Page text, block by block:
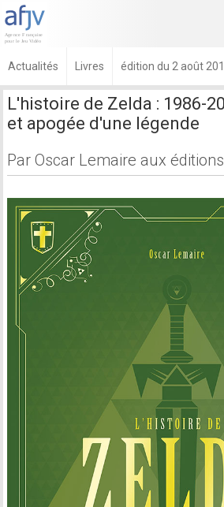
Actualités Livres édition du 2 août
L'histoire de Zelda : 1986-
et apogée d'une légende
Par Oscar Lemaire aux